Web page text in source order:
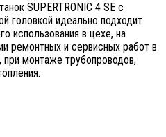
SUPERTRONIС 4 SE с
головкой идеально подходит
использования в цехе, на
ремонтных и сервисных работ в
при монтаже трубопроводов,